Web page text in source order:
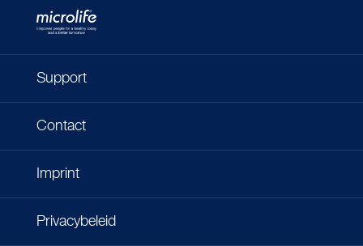
Support
Contact
Imprint
Privacybeleid